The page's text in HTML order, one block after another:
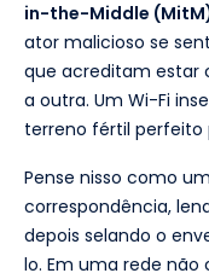
in-the-Middle
ator malicioso se
que acreditam estar
a outra. Um Wi-Fi
terreno fértil perfeito
Pense nisso como
correspondência,
depois selando o
lo. Em uma rede não